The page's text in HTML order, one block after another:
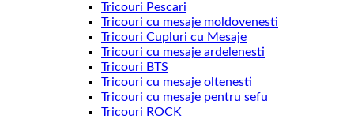
Tricouri Pescari
Tricouri cu mesaje moldovenesti
Tricouri Cupluri cu Mesaje
Tricouri cu mesaje ardelenesti
Tricouri BTS
Tricouri cu mesaje oltenesti
Tricouri cu mesaje pentru sefu
Tricouri ROCK